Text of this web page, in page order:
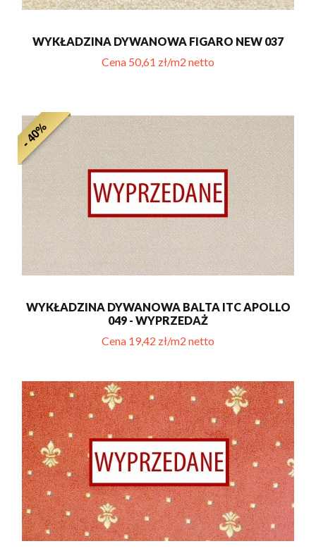
WYKŁADZINA DYWANOWA FIGARO NEW 037
Cena 50,61 zł/m2 netto
- 40%
WYKŁADZINA DYWANOWA BALTA ITC APOLLO
049 - WYPRZEDAŻ
Cena 19,42 zł/m2 netto